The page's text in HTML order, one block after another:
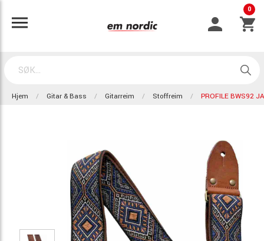
0
Hjem Gitar & Bass Gitarreim Stoffreim PROFILE BWS92